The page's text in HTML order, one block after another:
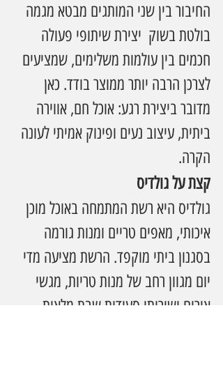
החיבור בין שני המותגים מבטא מגמה
בולטת בשוק  יצירת שיתופי פעולה
חכמים בין עולמות משלימים, שמציעים
לצרכן הרבה יותר ממוצר בודד. כאן
מדובר ביצירת רגע: אוכל חם, אווירה
ביתית, עיצוב נעים ופינוק אמיתי לעונה
הקרה.
קצת על גולדיס
גולדיס היא רשת המתמחה באוכל מוכן
איכותי, מאפים טריים ומנות גורמה
בסגנון ביתי מוקפד. הרשת מציעה מדי
יום מגוון רחב של מנות טריות, מגשי
אירוח ושירותי סעודות שבת מלאות.